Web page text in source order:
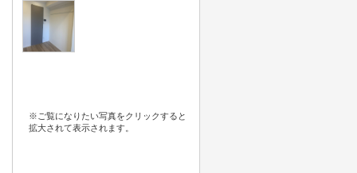
※ご覧になりたい写真をクリックすると
拡大されて表示されます。